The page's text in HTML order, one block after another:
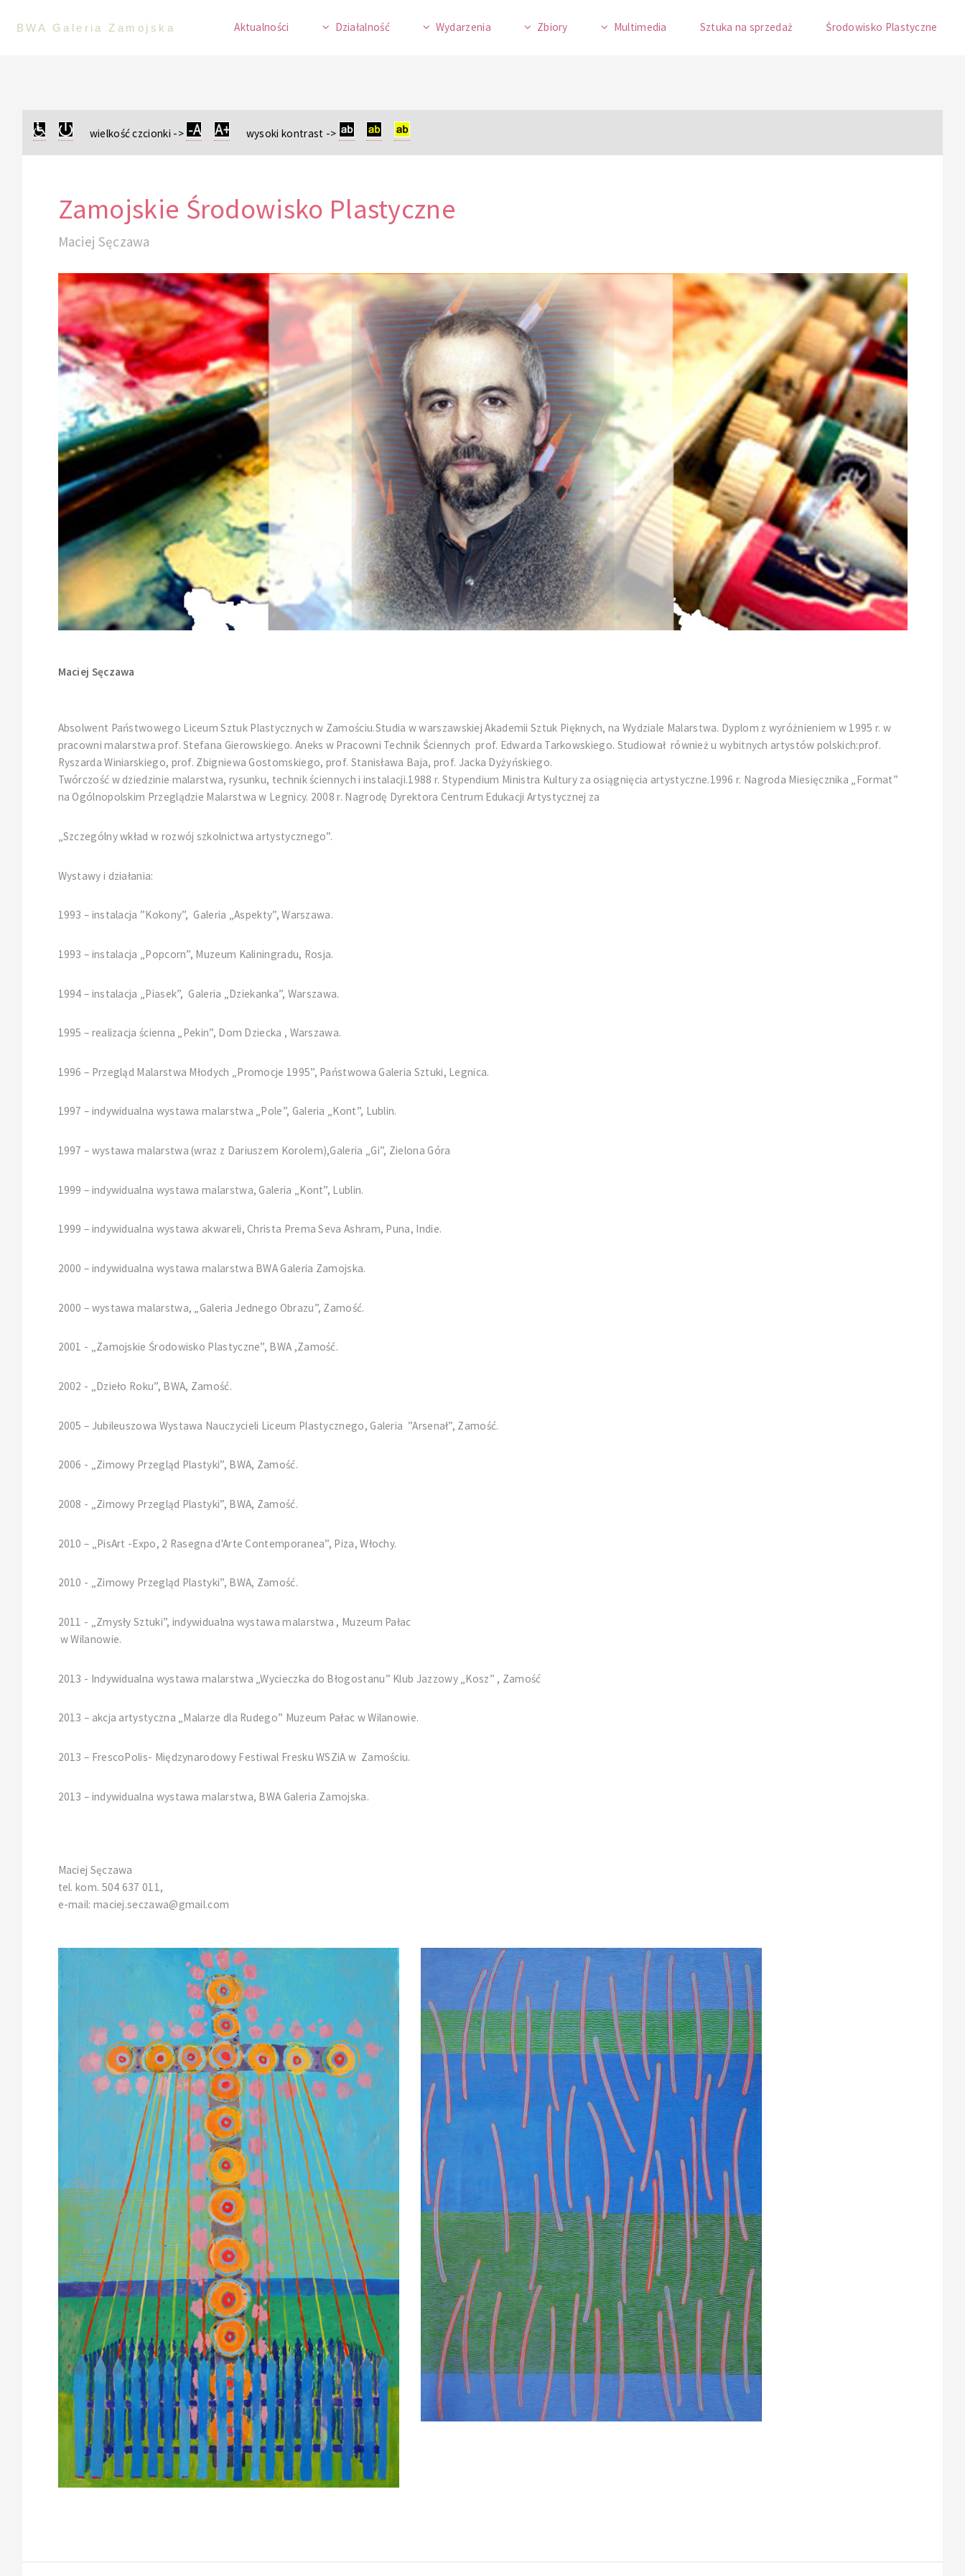
BWA Galeria Zamojska Aktualności Działalność Wydarzenia Zbiory Multimedia Sztuka na sprzedaż Środowisko Plastyczne
wielkość czcionki -> wysoki kontrast ->
Zamojskie Środowisko Plastyczne
Maciej Sęczawa
Maciej Sęczawa
Absolwent Państwowego Liceum Sztuk Plastycznych w Zamościu.Studia w warszawskiej Akademii Sztuk Pięknych, na Wydziale Malarstwa. Dyplom z wyróżnieniem w 1995 r. w
pracowni malarstwa prof. Stefana Gierowskiego. Aneks w Pracowni Technik Ściennych prof. Edwarda Tarkowskiego. Studiował również u wybitnych artystów polskich:prof.
Ryszarda Winiarskiego, prof. Zbigniewa Gostomskiego, prof. Stanisława Baja, prof. Jacka Dyżyńskiego.
Twórczość w dziedzinie malarstwa, rysunku, technik ściennych i instalacji.1988 r. Stypendium Ministra Kultury za osiągnięcia artystyczne.1996 r. Nagroda Miesięcznika „Format”
na Ogólnopolskim Przeglądzie Malarstwa w Legnicy. 2008 r. Nagrodę Dyrektora Centrum Edukacji Artystycznej za
„Szczególny wkład w rozwój szkolnictwa artystycznego”.
Wystawy i działania:
1993 – instalacja ”Kokony”, Galeria „Aspekty”, Warszawa.
1993 – instalacja „Popcorn”, Muzeum Kaliningradu, Rosja.
1994 – instalacja „Piasek”, Galeria „Dziekanka”, Warszawa.
1995 – realizacja ścienna „Pekin”, Dom Dziecka , Warszawa.
1996 – Przegląd Malarstwa Młodych „Promocje 1995”, Państwowa Galeria Sztuki, Legnica.
1997 – indywidualna wystawa malarstwa „Pole”, Galeria „Kont”, Lublin.
1997 – wystawa malarstwa (wraz z Dariuszem Korolem),Galeria „Gi”, Zielona Góra
1999 – indywidualna wystawa malarstwa, Galeria „Kont”, Lublin.
1999 – indywidualna wystawa akwareli, Christa Prema Seva Ashram, Puna, Indie.
2000 – indywidualna wystawa malarstwa BWA Galeria Zamojska.
2000 – wystawa malarstwa, „Galeria Jednego Obrazu”, Zamość.
2001 - „Zamojskie Środowisko Plastyczne”, BWA ,Zamość.
2002 - „Dzieło Roku”, BWA, Zamość.
2005 – Jubileuszowa Wystawa Nauczycieli Liceum Plastycznego, Galeria ”Arsenał”, Zamość.
2006 - „Zimowy Przegląd Plastyki”, BWA, Zamość.
2008 - „Zimowy Przegląd Plastyki”, BWA, Zamość.
2010 – „PisArt -Expo, 2 Rasegna d'Arte Contemporanea”, Piza, Włochy.
2010 - „Zimowy Przegląd Plastyki”, BWA, Zamość.
2011 - „Zmysły Sztuki”, indywidualna wystawa malarstwa , Muzeum Pałac
w Wilanowie.
2013 - Indywidualna wystawa malarstwa „Wycieczka do Błogostanu” Klub Jazzowy „Kosz” , Zamość
2013 – akcja artystyczna „Malarze dla Rudego” Muzeum Pałac w Wilanowie.
2013 – FrescoPolis- Międzynarodowy Festiwal Fresku WSZiA w Zamościu.
2013 – indywidualna wystawa malarstwa, BWA Galeria Zamojska.
Maciej Sęczawa
tel. kom. 504 637 011,
e-mail: maciej.seczawa@gmail.com